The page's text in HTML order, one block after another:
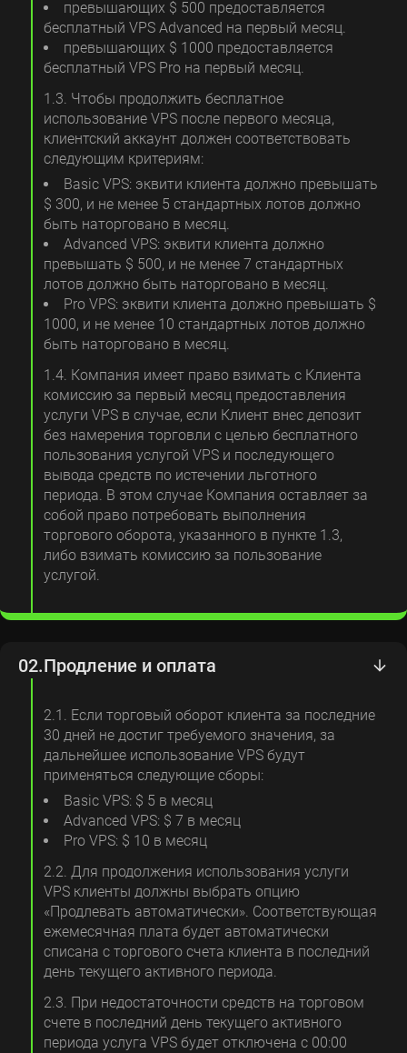
превышающих $ 500 предоставляется
бесплатный VPS Advanced на первый месяц.
превышающих $ 1000 предоставляется
бесплатный VPS Pro на первый месяц.
1.3. Чтобы продолжить бесплатное
использование VPS после первого месяца,
клиентский аккаунт должен соответствовать
следующим критериям:
Basic VPS: эквити клиента должно превышать
$ 300, и не менее 5 стандартных лотов должно
быть наторговано в месяц.
Advanced VPS: эквити клиента должно
превышать $ 500, и не менее 7 стандартных
лотов должно быть наторговано в месяц.
Pro VPS: эквити клиента должно превышать $
1000, и не менее 10 стандартных лотов должно
быть наторговано в месяц.
1.4. Компания имеет право взимать с Клиента
комиссию за первый месяц предоставления
услуги VPS в случае, если Клиент внес депозит
без намерения торговли с целью бесплатного
пользования услугой VPS и последующего
вывода средств по истечении льготного
периода. В этом случае Компания оставляет за
собой право потребовать выполнения
торгового оборота, указанного в пункте 1.3,
либо взимать комиссию за пользование
услугой.
02.Продление и оплата
2.1. Если торговый оборот клиента за последние
30 дней не достиг требуемого значения, за
дальнейшее использование VPS будут
применяться следующие сборы:
Basic VPS: $ 5 в месяц
Advanced VPS: $ 7 в месяц
Pro VPS: $ 10 в месяц
2.2. Для продолжения использования услуги
VPS клиенты должны выбрать опцию
«Продлевать автоматически». Соответствующая
ежемесячная плата будет автоматически
списана с торгового счета клиента в последний
день текущего активного периода.
2.3. При недостаточности средств на торговом
счете в последний день текущего активного
периода услуга VPS будет отключена с 00:00